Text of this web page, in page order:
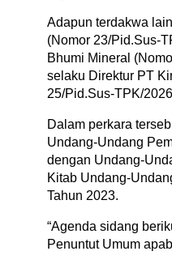
Adapun terdakwa
(Nomor 23/Pid.Sus-
Bhumi Mineral
selaku Direktur PT
25/Pid.Sus-TPK/
Dalam perkara
Undang-Undang
dengan Undang-
Kitab Undang-
Tahun 2023.
“Agenda sidang
Penuntut Umum